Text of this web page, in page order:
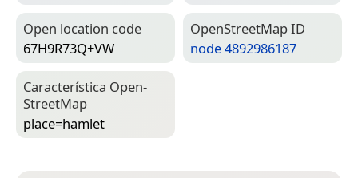
Open location code
67H9R73Q+VW
Open­Street­Map ID
node 4892986187
Característica Open­
Street­Map
place=­hamlet